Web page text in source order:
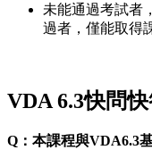
未能通過考試者
過者，僅能取得
VDA 6.3快問
Q：本課程與VDA6.3